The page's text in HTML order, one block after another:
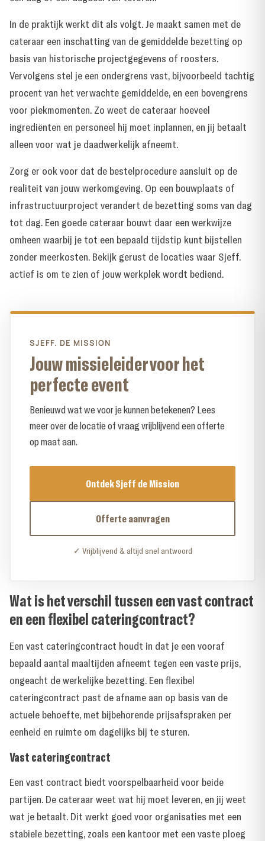
In de praktijk werkt dit als volgt. Je maakt samen met de
cateraar een inschatting van de gemiddelde bezetting op
basis van historische projectgegevens of roosters.
Vervolgens stel je een ondergrens vast, bijvoorbeeld tachtig
procent van het verwachte gemiddelde, en een bovengrens
voor piekmomenten. Zo weet de cateraar hoeveel
ingrediënten en personeel hij moet inplannen, en jij betaalt
alleen voor wat je daadwerkelijk afneemt.
Zorg er ook voor dat de bestelprocedure aansluit op de
realiteit van jouw werkomgeving. Op een bouwplaats of
infrastructuurproject verandert de bezetting soms van dag
tot dag. Een goede cateraar bouwt daar een werkwijze
omheen waarbij je tot een bepaald tijdstip kunt bijstellen
zonder meerkosten. Bekijk gerust de locaties waar Sjeff.
actief is om te zien of jouw werkplek wordt bediend.
SJEFF. DE MISSION
Jouw missieleider voor het
perfecte event
Benieuwd wat we voor je kunnen betekenen? Lees
meer over de locatie of vraag vrijblijvend een offerte
op maat aan.
Ontdek Sjeff de Mission
Offerte aanvragen
✓ Vrijblijvend & altijd snel antwoord
Wat is het verschil tussen een vast contract
en een flexibel cateringcontract?
Een vast cateringcontract houdt in dat je een vooraf
bepaald aantal maaltijden afneemt tegen een vaste prijs,
ongeacht de werkelijke bezetting. Een flexibel
cateringcontract past de afname aan op basis van de
actuele behoefte, met bijbehorende prijsafspraken per
eenheid en ruimte om dagelijks bij te sturen.
Vast cateringcontract
Een vast contract biedt voorspelbaarheid voor beide
partijen. De cateraar weet wat hij moet leveren, en jij weet
wat je betaalt. Dit werkt goed voor organisaties met een
stabiele bezetting, zoals een kantoor met een vaste ploeg